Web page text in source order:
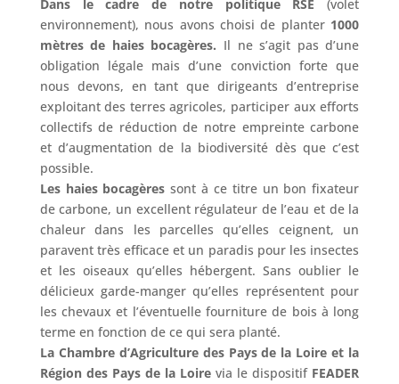
Dans le cadre de notre politique RSE (volet
environnement), nous avons choisi de planter 1000
mètres de haies bocagères. Il ne s’agit pas d’une
obligation légale mais d’une conviction forte que
nous devons, en tant que dirigeants d’entreprise
exploitant des terres agricoles, participer aux efforts
collectifs de réduction de notre empreinte carbone
et d’augmentation de la biodiversité dès que c’est
possible.
Les haies bocagères sont à ce titre un bon fixateur
de carbone, un excellent régulateur de l’eau et de la
chaleur dans les parcelles qu’elles ceignent, un
paravent très efficace et un paradis pour les insectes
et les oiseaux qu’elles hébergent. Sans oublier le
délicieux garde-manger qu’elles représentent pour
les chevaux et l’éventuelle fourniture de bois à long
terme en fonction de ce qui sera planté.
La Chambre d’Agriculture des Pays de la Loire et la
Région des Pays de la Loire via le dispositif FEADER